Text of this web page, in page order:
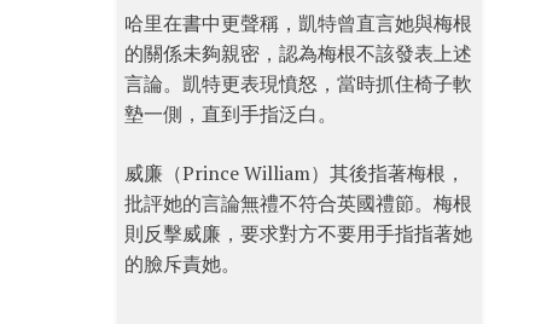
哈里在書中更聲稱，凱特曾直言她與梅根
的關係未夠親密，認為梅根不該發表上述
言論。凱特更表現憤怒，當時抓住椅子軟
墊一側，直到手指泛白。
威廉（Prince William）其後指著梅根，
批評她的言論無禮不符合英國禮節。梅根
則反擊威廉，要求對方不要用手指指著她
的臉斥責她。